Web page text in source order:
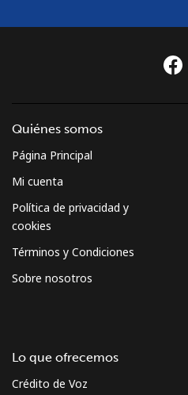
Quiénes somos
Página Principal
Mi cuenta
Política de privacidad y
cookies
Términos y Condiciones
Sobre nosotros
Lo que ofrecemos
Crédito de Voz